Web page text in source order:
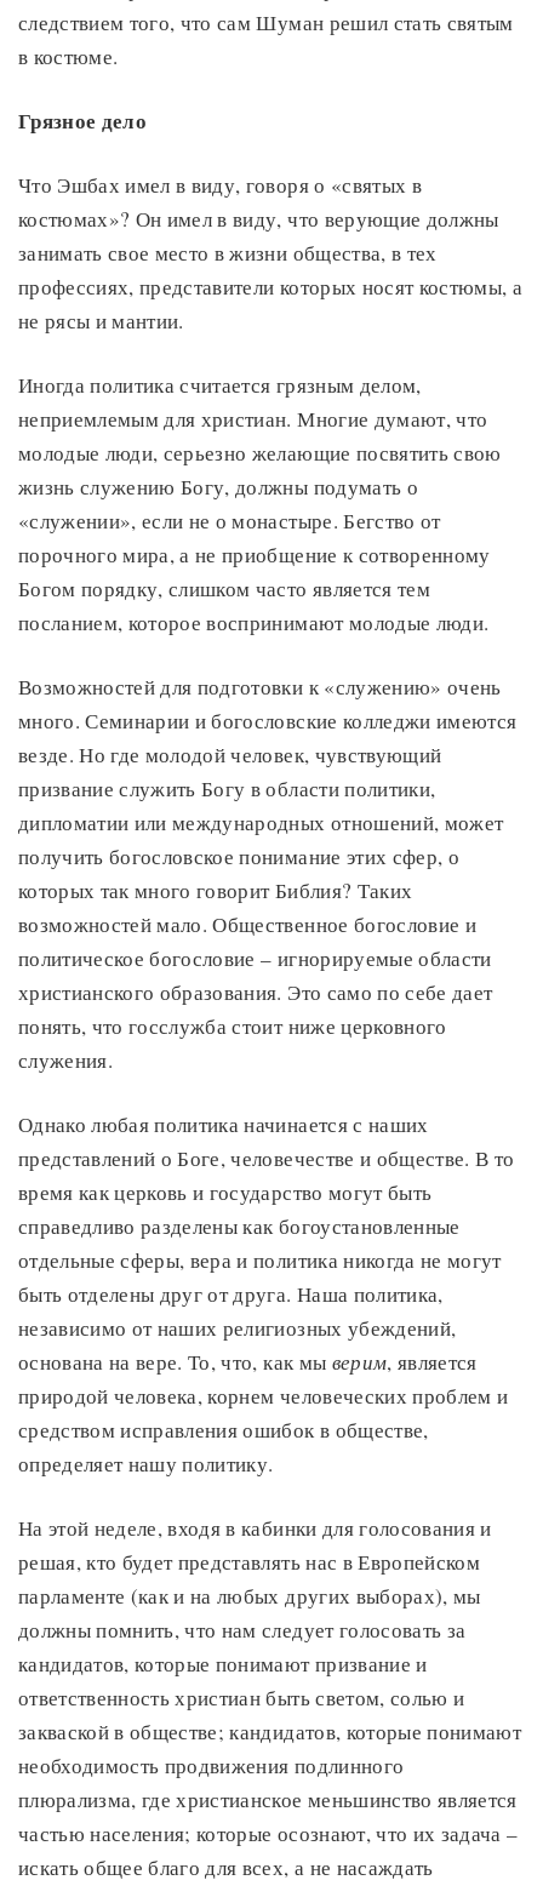
следствием того, что сам Шуман решил стать святым
в костюме.
Грязное дело
Что Эшбах имел в виду, говоря о «святых в
костюмах»? Он имел в виду, что верующие должны
занимать свое место в жизни общества, в тех
профессиях, представители которых носят костюмы, а
не рясы и мантии.
Иногда политика считается грязным делом,
неприемлемым для христиан. Многие думают, что
молодые люди, серьезно желающие посвятить свою
жизнь служению Богу, должны подумать о
«служении», если не о монастыре. Бегство от
порочного мира, а не приобщение к сотворенному
Богом порядку, слишком часто является тем
посланием, которое воспринимают молодые люди.
Возможностей для подготовки к «служению» очень
много. Семинарии и богословские колледжи имеются
везде. Но где молодой человек, чувствующий
призвание служить Богу в области политики,
дипломатии или международных отношений, может
получить богословское понимание этих сфер, о
которых так много говорит Библия? Таких
возможностей мало. Общественное богословие и
политическое богословие – игнорируемые области
христианского образования. Это само по себе дает
понять, что госслужба стоит ниже церковного
служения.
Однако любая политика начинается с наших
представлений о Боге, человечестве и обществе. В то
время как церковь и государство могут быть
справедливо разделены как богоустановленные
отдельные сферы, вера и политика никогда не могут
быть отделены друг от друга. Наша политика,
независимо от наших религиозных убеждений,
основана на вере. То, что, как мы верим, является
природой человека, корнем человеческих проблем и
средством исправления ошибок в обществе,
определяет нашу политику.
На этой неделе, входя в кабинки для голосования и
решая, кто будет представлять нас в Европейском
парламенте (как и на любых других выборах), мы
должны помнить, что нам следует голосовать за
кандидатов, которые понимают призвание и
ответственность христиан быть светом, солью и
закваской в обществе; кандидатов, которые понимают
необходимость продвижения подлинного
плюрализма, где христианское меньшинство является
частью населения; которые осознают, что их задача –
искать общее благо для всех, а не насаждать